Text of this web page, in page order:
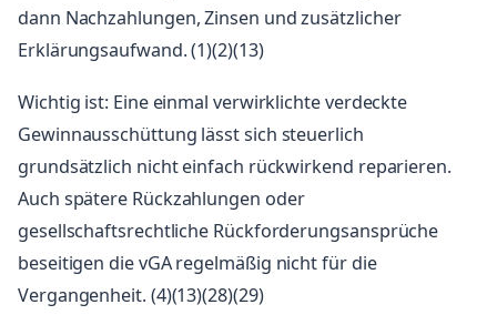
dann Nachzahlungen, Zinsen und zusätzlicher
Erklärungsaufwand. (1)(2)(13)
Wichtig ist: Eine einmal verwirklichte verdeckte
Gewinnausschüttung lässt sich steuerlich
grundsätzlich nicht einfach rückwirkend reparieren.
Auch spätere Rückzahlungen oder
gesellschaftsrechtliche Rückforderungsansprüche
beseitigen die vGA regelmäßig nicht für die
Vergangenheit. (4)(13)(28)(29)